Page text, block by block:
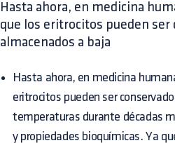
Hasta ahora, en medicina
que los eritrocitos pueden ser
almacenados a baja
Hasta ahora, en medicina
eritrocitos pueden ser
temperaturas durante décadas
y propiedades bioquímicas. Ya